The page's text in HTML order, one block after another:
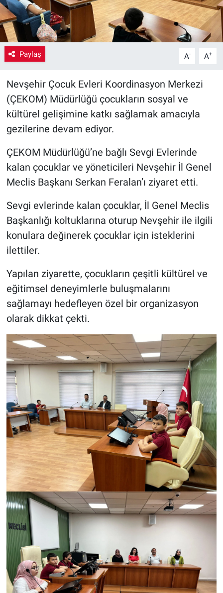
Paylaş A- A+
Nevşehir Çocuk Evleri Koordinasyon Merkezi
(ÇEKOM) Müdürlüğü çocukların sosyal ve
kültürel gelişimine katkı sağlamak amacıyla
gezilerine devam ediyor.
ÇEKOM Müdürlüğü’ne bağlı Sevgi Evlerinde
kalan çocuklar ve yöneticileri Nevşehir İl Genel
Meclis Başkanı Serkan Feralan’ı ziyaret etti.
Sevgi evlerinde kalan çocuklar, İl Genel Meclis
Başkanlığı koltuklarına oturup Nevşehir ile ilgili
konulara değinerek çocuklar için isteklerini
ilettiler.
Yapılan ziyarette, çocukların çeşitli kültürel ve
eğitimsel deneyimlerle buluşmalarını
sağlamayı hedefleyen özel bir organizasyon
olarak dikkat çekti.